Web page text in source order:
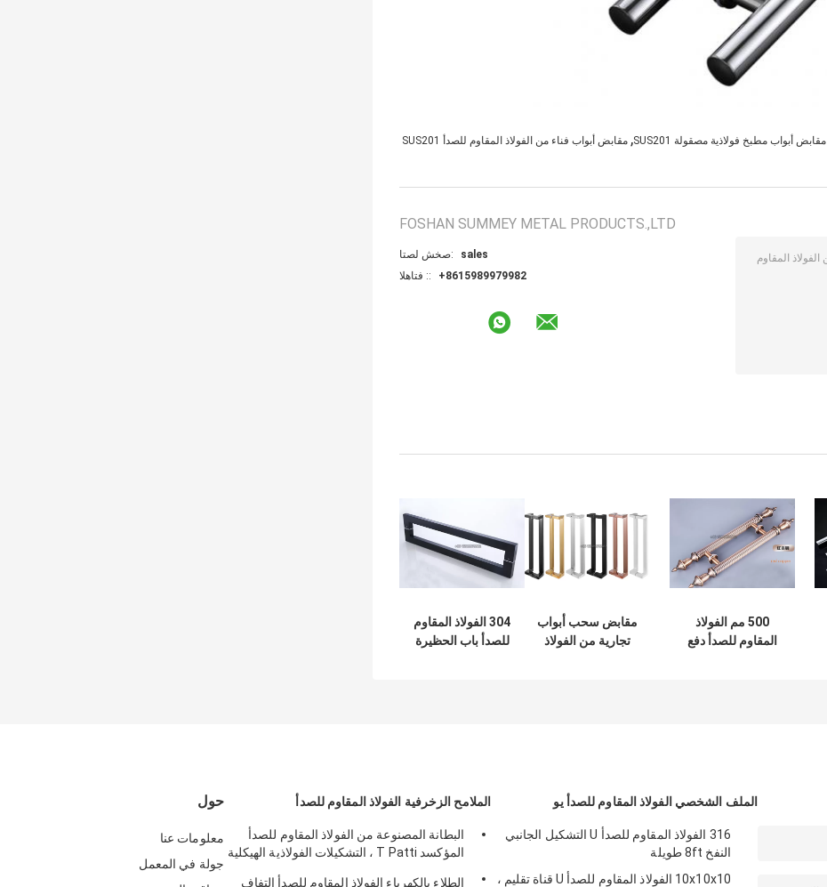
مقابض أبواب مطبخ فولاذية مصقولة SUS201 , مقابض أبواب فناء من الفولاذ المقاوم للصدأ SUS201
FOSHAN SUMMEY METAL PRODUCTS.,LTD
اتصل شخص:
sales
الهاتف ::
+8615989979982
500 مم الفولاذ
المقاوم للصدأ دفع
مقابض سحب أبواب
تجارية من الفولاذ
304 الفولاذ المقاوم
للصدأ باب الحظيرة
حول
معلومات عنا
جولة في المعمل
الملامح الزخرفية الفولاذ المقاوم للصدأ
البطانة المصنوعة من الفولاذ المقاوم للصدأ
المؤكسد T Patti ، التشكيلات الفولاذية الهيكلية
الطلاء بالكهرباء الفولاذ المقاوم للصدأ التفاف
الملف الشخصي الفولاذ المقاوم للصدأ يو
316 الفولاذ المقاوم للصدأ U التشكيل الجانبي
النفخ 8ft طويلة
10x10x10 الفولاذ المقاوم للصدأ U قناة تقليم ،